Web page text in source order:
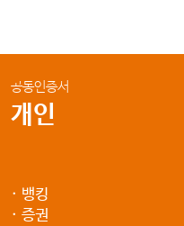
공동인증서
개인
뱅킹
증권